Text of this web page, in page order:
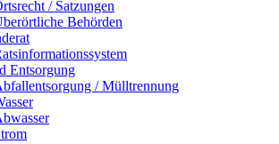
/ Satzungen
Behörden
Entsorgung
/ Mülltrennung